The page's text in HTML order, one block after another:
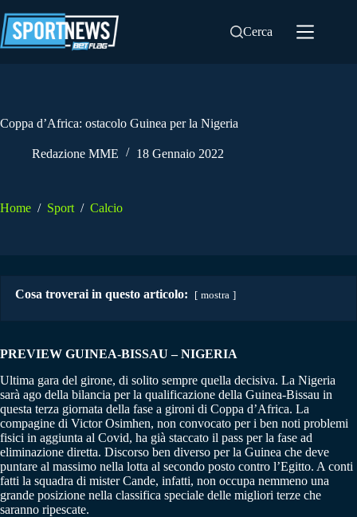
al
contenuto
Cerca
Coppa d’Africa: ostacolo Guinea per la Nigeria
Redazione MME 18 Gennaio 2022
Home / Sport / Calcio
Cosa troverai in questo articolo: mostra
PREVIEW GUINEA-BISSAU – NIGERIA
Ultima gara del girone, di solito sempre quella decisiva. La Nigeria
sarà ago della bilancia per la qualificazione della Guinea-Bissau in
questa terza giornata della fase a gironi di Coppa d’Africa. La
compagine di Victor Osimhen, non convocato per i ben noti problemi
fisici in aggiunta al Covid, ha già staccato il pass per la fase ad
eliminazione diretta. Discorso ben diverso per la Guinea che deve
puntare al massimo nella lotta al secondo posto contro l’Egitto. A conti
fatti la squadra di mister Cande, infatti, non occupa nemmeno una
grande posizione nella classifica speciale delle migliori terze che
saranno ripescate.